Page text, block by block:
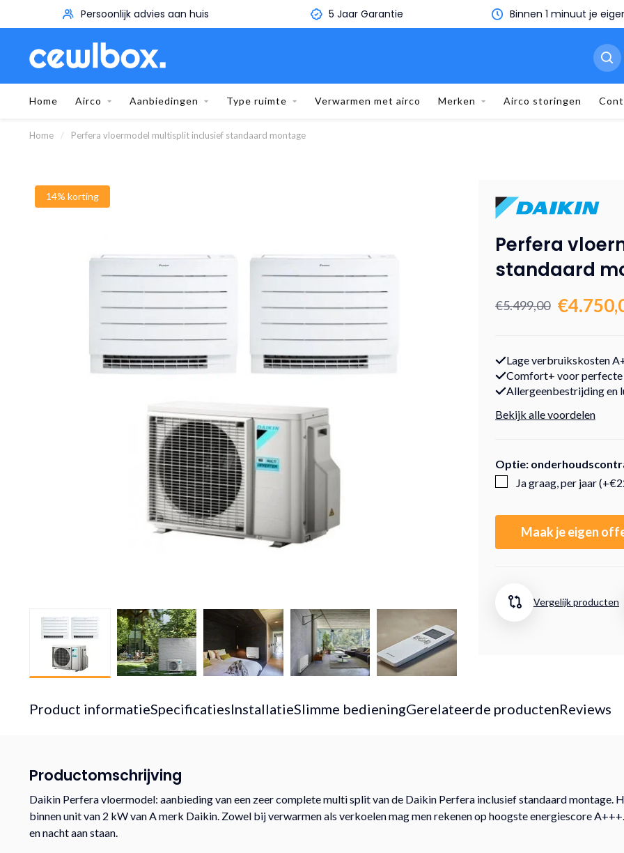
Persoonlijk advies aan huis 5 Jaar Garantie Binnen 1 minuut je
Home Airco Aanbiedingen Type ruimte Verwarmen met airco Merken Airco storingen
Home / Perfera vloermodel multisplit inclusief standaard montage
14% korting
Perfera
standaard
€5.499,00
Lage verbruikskosten
Comfort+ voor
Allergeenbestrijding en
Bekijk alle voordelen
Optie:
Ja graag, per jaar
Maak je eigen
Vergelijk producten
Product informatieSpecificatiesInstallatieSlimme bedieningGerelateerde productenReviews
Productomschrijving
Daikin Perfera vloermodel: aanbieding van een zeer complete multi split van de Daikin Perfera inclusief standaard montage.
binnen unit van 2 kW van A merk Daikin. Zowel bij verwarmen als verkoelen mag men rekenen op hoogste energiescore
en nacht aan staan.